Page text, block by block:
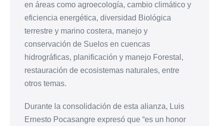
en áreas como agroecología, cambio climático y
eficiencia energética, diversidad Biológica
terrestre y marino costera, manejo y
conservación de Suelos en cuencas
hidrográficas, planificación y manejo Forestal,
restauración de ecosistemas naturales, entre
otros temas.
Durante la consolidación de esta alianza, Luis
Ernesto Pocasangre expresó que “es un honor